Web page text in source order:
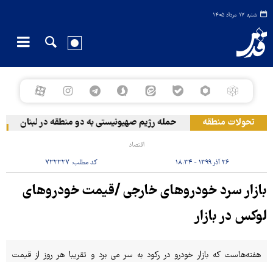
شنبه ۱۷ مرداد ۱۴۰۵
تحولات منطقه حمله رژیم صهیونیستی به دو منطقه در لبنان
اقتصاد
۲۶ آذر ۱۳۹۹ - ۱۸:۳۴ کد مطلب: ۷۳۲۳۲۷
بازار سرد خودروهای خارجی /قیمت خودروهای
لوکس در بازار
هفته‌هاست که بازار خودرو در رکود به سر می برد و تقریبا هر روز از قیمت